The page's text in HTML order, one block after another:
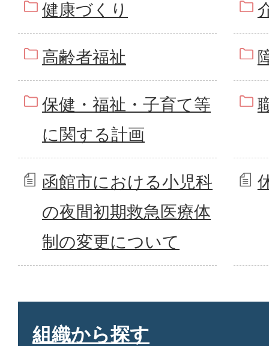
健康づくり
高齢者福祉
保健・福祉・子育て等
に関する計画
函館市における小児科
の夜間初期救急医療体
制の変更について
組織から探す